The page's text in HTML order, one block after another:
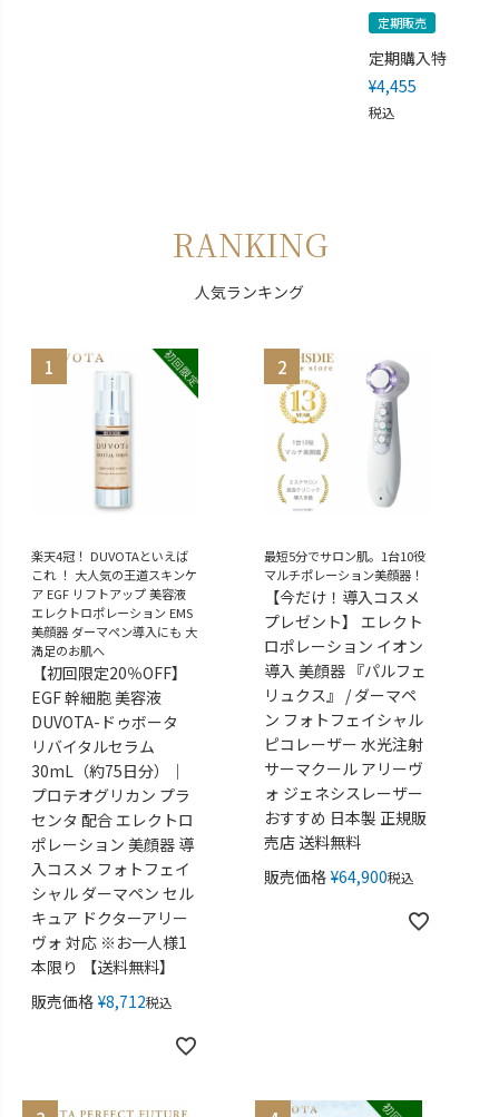
定期販売
定期購入特別価格
¥4,455
税込
RANKING
人気ランキング
楽天4冠！ DUVOTAといえば
これ ！ 大人気の王道スキンケ
ア EGF リフトアップ 美容液
エレクトロポレーション EMS
美顔器 ダーマペン導入にも 大
満足のお肌へ
【初回限定20％OFF】
EGF 幹細胞 美容液
DUVOTA-ドゥボータ
リバイタルセラム
30mL（約75日分）｜
プロテオグリカン プラ
センタ 配合 エレクトロ
ポレーション 美顔器 導
入コスメ フォトフェイ
シャル ダーマペン セル
キュア ドクターアリー
ヴォ 対応 ※お一人様1
本限り 【送料無料】
販売価格 ¥8,712税込
最短5分でサロン肌。1台10役
マルチポレーション美顔器！
【今だけ！導入コスメ
プレゼント】 エレクト
ロポレーション イオン
導入 美顔器 『パルフェ
リュクス』 / ダーマペ
ン フォトフェイシャル
ピコレーザー 水光注射
サーマクール アリーヴ
ォ ジェネシスレーザー
おすすめ 日本製 正規販
売店 送料無料
販売価格 ¥64,900税込